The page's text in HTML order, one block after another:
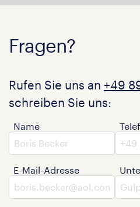
Fragen?
Rufen Sie uns an +49
schreiben Sie uns:
Name
E-Mail-Adresse